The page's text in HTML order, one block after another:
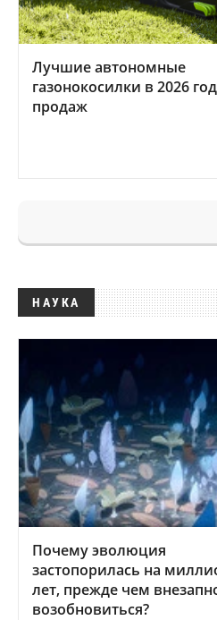
Лучшие автономные
газонокосилки в 2026
продаж
НАУКА
Почему эволюция
застопорилась на
лет, прежде чем
возобновиться?